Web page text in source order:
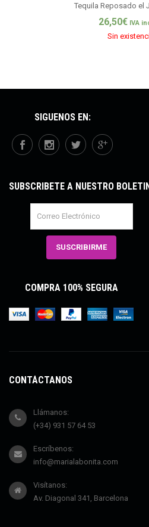
Tequila Reposado el
26,50€ IVA
Sin
SÍGUENOS EN:
SUBSCRÍBETE A NUESTRO
COMPRA 100% SEGURA
CONTÁCTANOS
Llámanos:
(+34) 931 57 64 53
Escríbenos:
info@marialabonita.com
Visítanos:
Av. Diagonal 341, Barcelona